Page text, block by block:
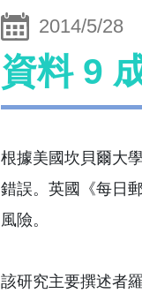
2014/5/28
資料 9
根據美國坎貝爾大
錯誤。英國《每日
風險。
該研究主要撰述者